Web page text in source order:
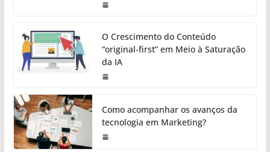
O Crescimento do Conteúdo
“original-first” em Meio à Saturação
da IA
Como acompanhar os avanços da
tecnologia em Marketing?